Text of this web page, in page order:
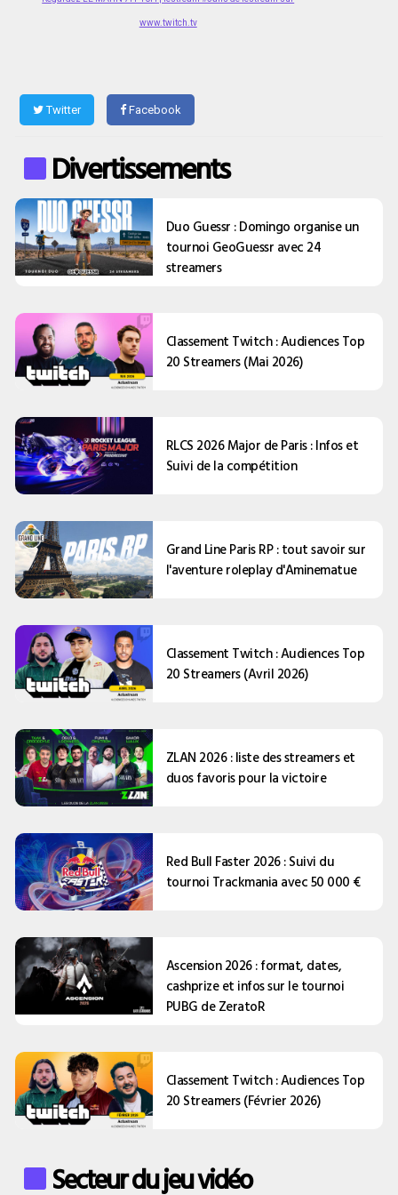
www.twitch.tv
Twitter Facebook
Divertissements
Duo Guessr : Domingo organise un
tournoi GeoGuessr avec 24
streamers
Classement Twitch : Audiences Top
20 Streamers (Mai 2026)
RLCS 2026 Major de Paris : Infos et
Suivi de la compétition
Grand Line Paris RP : tout savoir sur
l'aventure roleplay d'Aminematue
Classement Twitch : Audiences Top
20 Streamers (Avril 2026)
ZLAN 2026 : liste des streamers et
duos favoris pour la victoire
Red Bull Faster 2026 : Suivi du
tournoi Trackmania avec 50 000 €
Ascension 2026 : format, dates,
cashprize et infos sur le tournoi
PUBG de ZeratoR
Classement Twitch : Audiences Top
20 Streamers (Février 2026)
Secteur du jeu vidéo